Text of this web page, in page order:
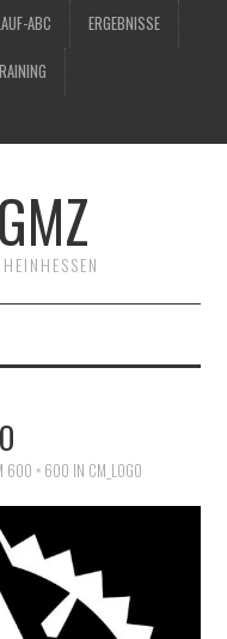
ABC ERGEBNISSE
600 × 600 IN CM_LOGO